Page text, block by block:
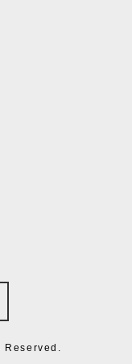
Reserved.